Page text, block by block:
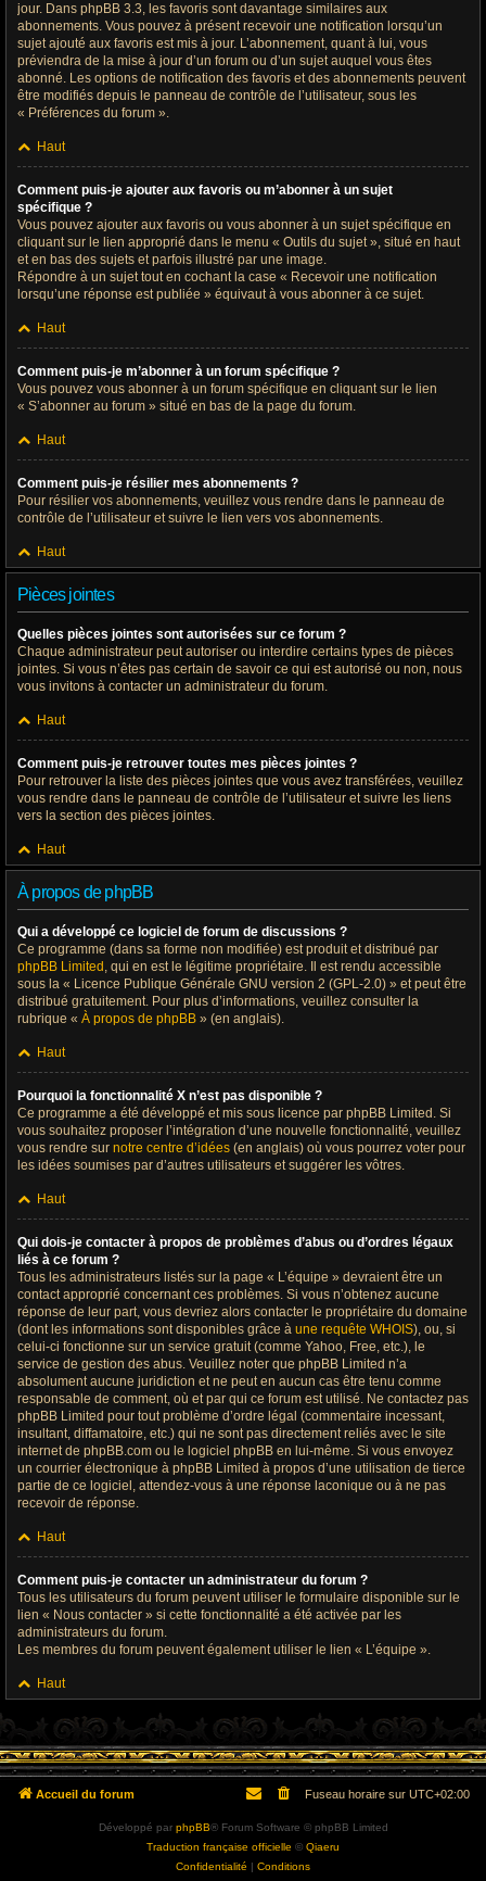
jour. Dans phpBB 3.3, les favoris sont davantage similaires aux
abonnements. Vous pouvez à présent recevoir une notification lorsqu’un
sujet ajouté aux favoris est mis à jour. L’abonnement, quant à lui, vous
préviendra de la mise à jour d’un forum ou d’un sujet auquel vous êtes
abonné. Les options de notification des favoris et des abonnements peuvent
être modifiés depuis le panneau de contrôle de l’utilisateur, sous les
« Préférences du forum ».
Haut
Comment puis-je ajouter aux favoris ou m’abonner à un sujet
spécifique ?
Vous pouvez ajouter aux favoris ou vous abonner à un sujet spécifique en
cliquant sur le lien approprié dans le menu « Outils du sujet », situé en haut
et en bas des sujets et parfois illustré par une image.
Répondre à un sujet tout en cochant la case « Recevoir une notification
lorsqu’une réponse est publiée » équivaut à vous abonner à ce sujet.
Haut
Comment puis-je m’abonner à un forum spécifique ?
Vous pouvez vous abonner à un forum spécifique en cliquant sur le lien
« S’abonner au forum » situé en bas de la page du forum.
Haut
Comment puis-je résilier mes abonnements ?
Pour résilier vos abonnements, veuillez vous rendre dans le panneau de
contrôle de l’utilisateur et suivre le lien vers vos abonnements.
Haut
Pièces jointes
Quelles pièces jointes sont autorisées sur ce forum ?
Chaque administrateur peut autoriser ou interdire certains types de pièces
jointes. Si vous n’êtes pas certain de savoir ce qui est autorisé ou non, nous
vous invitons à contacter un administrateur du forum.
Haut
Comment puis-je retrouver toutes mes pièces jointes ?
Pour retrouver la liste des pièces jointes que vous avez transférées, veuillez
vous rendre dans le panneau de contrôle de l’utilisateur et suivre les liens
vers la section des pièces jointes.
Haut
À propos de phpBB
Qui a développé ce logiciel de forum de discussions ?
Ce programme (dans sa forme non modifiée) est produit et distribué par
phpBB Limited , qui en est le légitime propriétaire. Il est rendu accessible
sous la « Licence Publique Générale GNU version 2 (GPL-2.0) » et peut être
distribué gratuitement. Pour plus d’informations, veuillez consulter la
rubrique « À propos de phpBB » (en anglais).
Haut
Pourquoi la fonctionnalité X n’est pas disponible ?
Ce programme a été développé et mis sous licence par phpBB Limited. Si
vous souhaitez proposer l’intégration d’une nouvelle fonctionnalité, veuillez
vous rendre sur notre centre d’idées (en anglais) où vous pourrez voter pour
les idées soumises par d’autres utilisateurs et suggérer les vôtres.
Haut
Qui dois-je contacter à propos de problèmes d’abus ou d’ordres légaux
liés à ce forum ?
Tous les administrateurs listés sur la page « L’équipe » devraient être un
contact approprié concernant ces problèmes. Si vous n’obtenez aucune
réponse de leur part, vous devriez alors contacter le propriétaire du domaine
(dont les informations sont disponibles grâce à une requête WHOIS), ou, si
celui-ci fonctionne sur un service gratuit (comme Yahoo, Free, etc.), le
service de gestion des abus. Veuillez noter que phpBB Limited n’a
absolument aucune juridiction et ne peut en aucun cas être tenu comme
responsable de comment, où et par qui ce forum est utilisé. Ne contactez pas
phpBB Limited pour tout problème d’ordre légal (commentaire incessant,
insultant, diffamatoire, etc.) qui ne sont pas directement reliés avec le site
internet de phpBB.com ou le logiciel phpBB en lui-même. Si vous envoyez
un courrier électronique à phpBB Limited à propos d’une utilisation de tierce
partie de ce logiciel, attendez-vous à une réponse laconique ou à ne pas
recevoir de réponse.
Haut
Comment puis-je contacter un administrateur du forum ?
Tous les utilisateurs du forum peuvent utiliser le formulaire disponible sur le
lien « Nous contacter » si cette fonctionnalité a été activée par les
administrateurs du forum.
Les membres du forum peuvent également utiliser le lien « L’équipe ».
Haut
Accueil du forum Fuseau horaire sur UTC+02:00
Développé par phpBB® Forum Software © phpBB Limited
Traduction française officielle © Qiaeru
Confidentialité | Conditions